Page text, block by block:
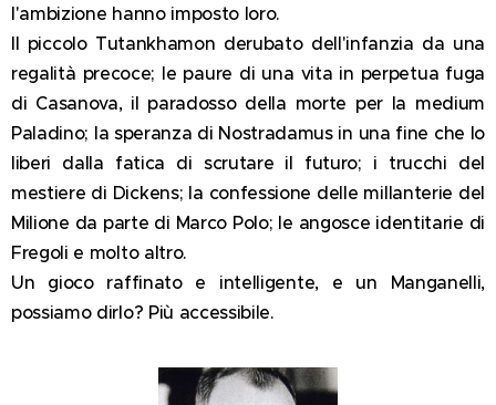
l'ambizione hanno imposto loro.
Il piccolo Tutankhamon derubato dell'infanzia da una
regalità precoce; le paure di una vita in perpetua fuga
di Casanova, il paradosso della morte per la medium
Paladino; la speranza di Nostradamus in una fine che lo
liberi dalla fatica di scrutare il futuro; i trucchi del
mestiere di Dickens; la confessione delle millanterie del
Milione da parte di Marco Polo; le angosce identitarie di
Fregoli e molto altro.
Un gioco raffinato e intelligente, e un Manganelli,
possiamo dirlo? Più accessibile.